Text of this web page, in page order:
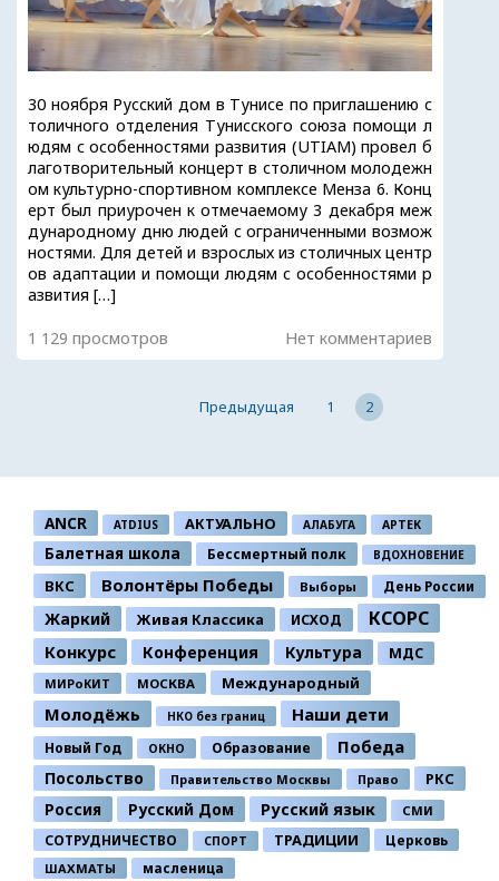
30 ноября Русский дом в Тунисе по приглашению с
толичного отделения Тунисского союза помощи л
юдям с особенностями развития (UTIAM) провел б
лаготворительный концерт в столичном молодежн
ом культурно-спортивном комплексе Менза 6. Конц
ерт был приурочен к отмечаемому 3 декабря меж
дународному дню людей с ограниченными возмож
ностями. Для детей и взрослых из столичных центр
ов адаптации и помощи людям с особенностями р
азвития […]
1 129 просмотров Нет комментариев
Предыдущая 1 2
ANCR ATDIUS АКТУАЛЬНО АЛАБУГА АРТЕК
Балетная школа Бессмертный полк ВДОХНОВЕНИЕ
ВКС Волонтёры Победы Выборы День России
Жаркий Живая Классика ИСХОД КСОРС
Конкурс Конференция Культура МДС
МИРоКИТ МОСКВА Международный
Молодёжь НКО без границ Наши дети
Новый Год ОКНО Образование Победа
Посольство Правительство Москвы Право РКС
Россия Русский Дом Русский язык СМИ
СОТРУДНИЧЕСТВО СПОРТ ТРАДИЦИИ Церковь
ШАХМАТЫ масленица